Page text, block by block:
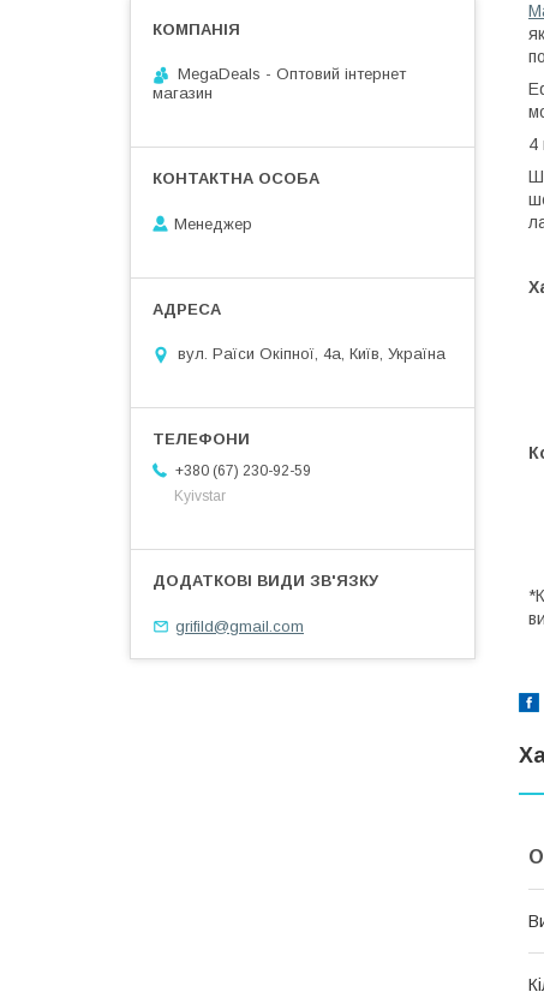
4
MegaDeals - Оптовий інтернет
магазин
Менеджер
вул. Раїси Окіпної, 4а, Київ, Україна
+380 (67) 230-92-59
Kyivstar
grifild@gmail.com